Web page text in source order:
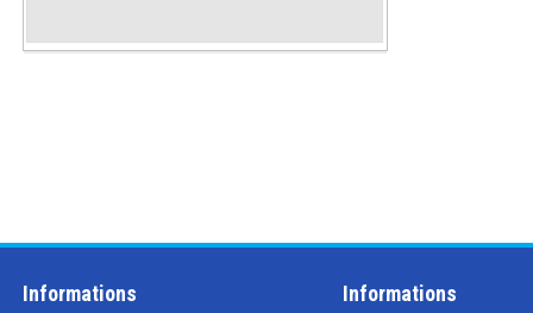
Informations Informations